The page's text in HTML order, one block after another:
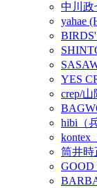
中川政
yahae
YES
crep/山
hibi（
kontex
筒井時
GOOD